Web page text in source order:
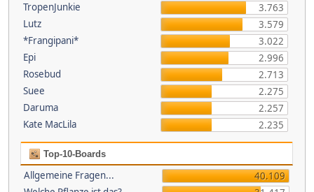
TropenJunkie
3.763
Lutz
3.579
*Frangipani*
3.022
Epi
2.996
Rosebud
2.713
Suee
2.275
Daruma
2.257
Kate MacLila
2.235
Top-10-Boards
Allgemeine Fragen...
40.109